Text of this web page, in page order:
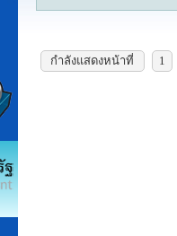
กำลังแสดงหน้าที่ 1